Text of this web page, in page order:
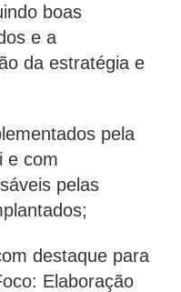
boas
e a
da estratégia e
pela
e com
pelas
destaque para
Elaboração